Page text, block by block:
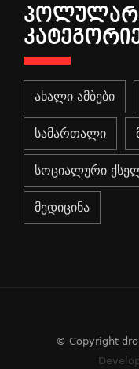
ახალი ამბები
სამართალი
სოციალური
მედიცინა
© Copyright